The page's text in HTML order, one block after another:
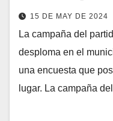
15 DE MAY DE 2024
La campaña del
desploma en el
una encuesta que
lugar. La campaña